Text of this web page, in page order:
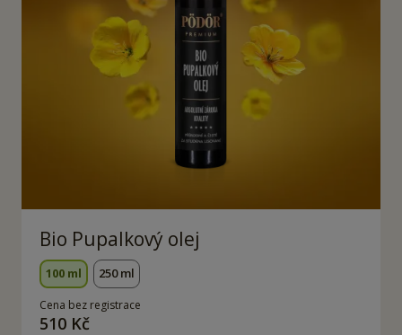
Bio Pupalkový olej
100 ml 250 ml
Cena bez registrace
510 Kč